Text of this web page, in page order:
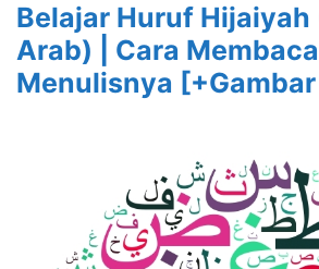
Belajar Huruf
Arab) | Cara
Menulisnya